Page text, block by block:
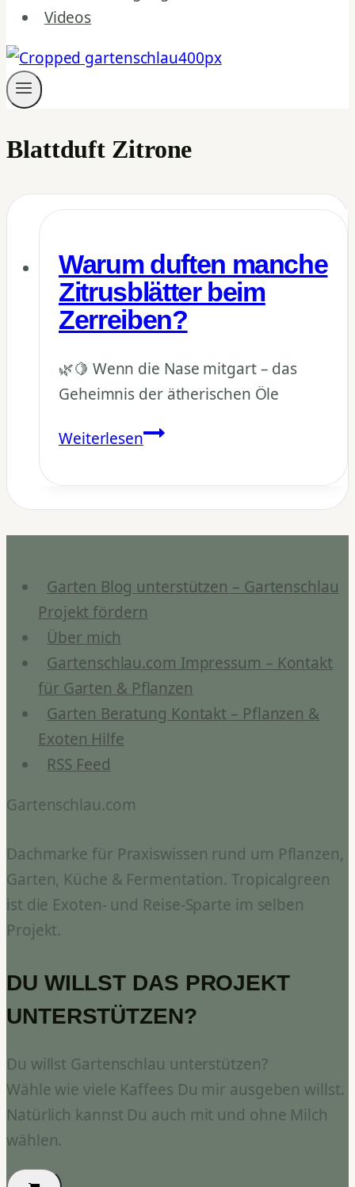
Videos
Blattduft Zitrone
Warum duften manche
Zitrusblätter beim
Zerreiben?
🌿🍋 Wenn die Nase mitgart – das
Geheimnis der ätherischen Öle
WeiterlesenWarum
manche
Zitrusblätter
beim
Garten Blog unterstützen – Gartenschlau
Projekt fördern
Über mich
Gartenschlau.com Impressum – Kontakt
für Garten & Pflanzen
Garten Beratung Kontakt – Pflanzen &
Exoten Hilfe
RSS Feed
Gartenschlau.com
Dachmarke für Praxiswissen rund um Pflanzen,
Garten, Küche & Fermentation. Tropicalgreen
ist die Exoten- und Reise-Sparte im selben
Projekt.
DU WILLST DAS PROJEKT
UNTERSTÜTZEN?
Du willst Gartenschlau unterstützen?
Wähle wie viele Kaffees Du mir ausgeben willst.
Natürlich kannst Du auch mit und ohne Milch
wählen.